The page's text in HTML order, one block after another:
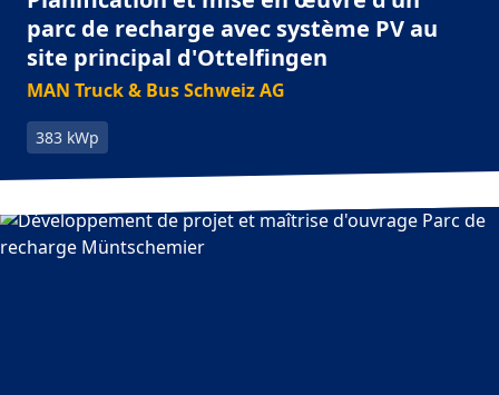
parc de recharge avec système PV au
site principal d'Ottelfingen
MAN Truck & Bus Schweiz AG
383 kWp